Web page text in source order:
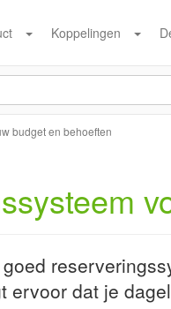
Koppelingen
budget en behoeften
dat je